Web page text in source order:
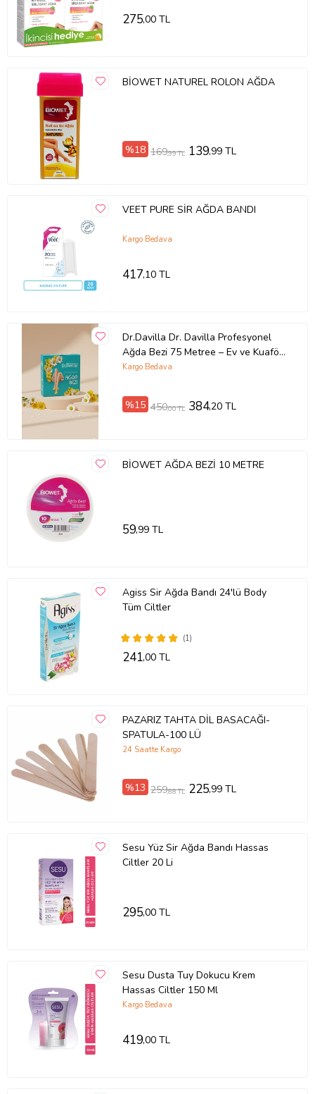
275,00 TL
BİOWET NATUREL ROLON AĞDA
%18 169,99 TL 139,99 TL
VEET PURE SİR AĞDA BANDI
Kargo Bedava
417,10 TL
Dr.Davilla Dr. Davilla Profesyonel
Ağda Bezi 75 Metree – Ev ve Kuaför
Kullanımına Uygun Tüy Alma Bezi
Kargo Bedava
%15 450,00 TL 384,20 TL
BİOWET AĞDA BEZİ 10 METRE
59,99 TL
Agiss Sir Ağda Bandı 24'lü Body
Tüm Ciltler
(1)
241,00 TL
PAZARIZ TAHTA DİL BASACAĞI-
SPATULA-100 LÜ
24 Saatte Kargo
%13 259,88 TL 225,99 TL
Sesu Yüz Sir Ağda Bandı Hassas
Ciltler 20 Li
295,00 TL
Sesu Dusta Tuy Dokucu Krem
Hassas Ciltler 150 Ml
Kargo Bedava
419,00 TL